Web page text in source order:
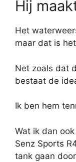
Hij
Het
maar dat is
Net zoals dat
bestaat de
Ik ben hem
Wat ik dan
Senz Sports
tank gaan